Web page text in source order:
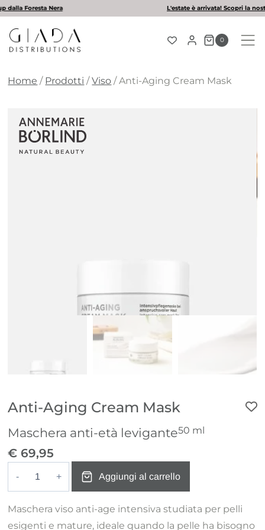
Salta
contenuto
L'estate è arrivata! Scopri la nostra selezione di solari
0
Home / Prodotti /Viso /Anti-Aging Cream Mask
Anti-Aging Cream Mask
Maschera anti-età levigante50 ml
€ 69,95
Aggiungi al carrello
Maschera viso anti-age intensiva studiata per pelli
esigenti e mature, ideale quando la pelle ha bisogno